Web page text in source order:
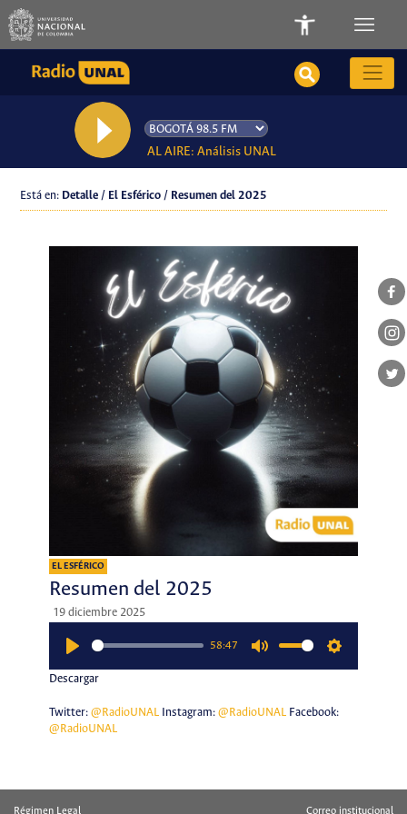
AL AIRE: Análisis UNAL
Está en: Detalle / El Esférico / Resumen del 2025
EL ESFÉRICO
Resumen del 2025
19 diciembre 2025
58:47
Descargar
Twitter: @RadioUNALInstagram: @RadioUNALFacebook:
@RadioUNAL
Régimen Legal Correo institucional